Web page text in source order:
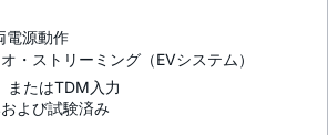
電源動作
・ストリーミング（EVシステム）
またはTDM入力
よび試験済み